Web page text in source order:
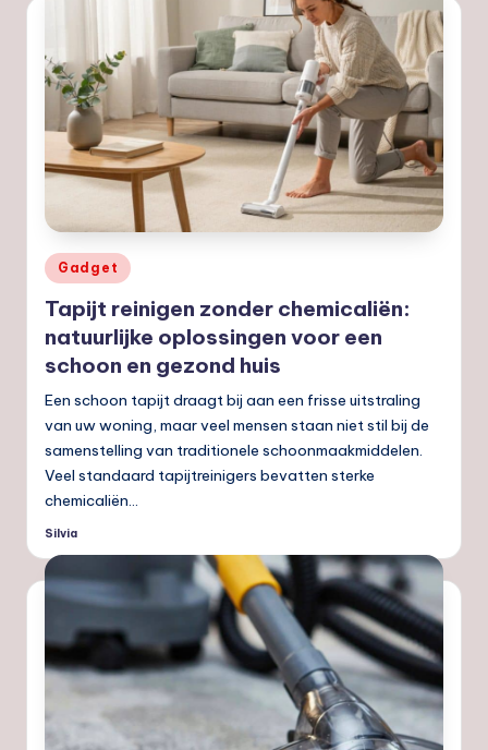
Geplaatst
in
Gadget
Tapijt reinigen zonder chemicaliën:
natuurlijke oplossingen voor een
schoon en gezond huis
Een schoon tapijt draagt bij aan een frisse uitstraling
van uw woning, maar veel mensen staan niet stil bij de
samenstelling van traditionele schoonmaakmiddelen.
Veel standaard tapijtreinigers bevatten sterke
chemicaliën…
Geplaatst
door
Silvia